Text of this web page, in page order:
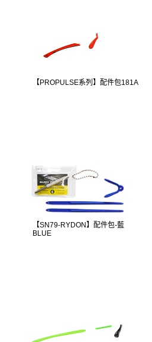
【PROPULSE系列】配件包181A
【SN79-RYDON】配件包-藍
BLUE